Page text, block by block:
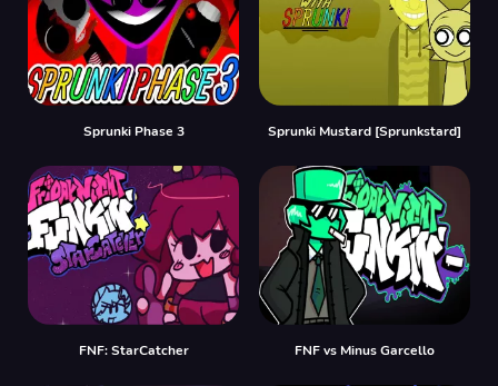
Sprunki Phase 3 Sprunki Mustard [Sprunkstard]
FNF: StarCatcher FNF vs Minus Garcello